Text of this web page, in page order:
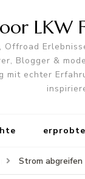
LKW
Offroad
Blogger &
mit echter
Strom